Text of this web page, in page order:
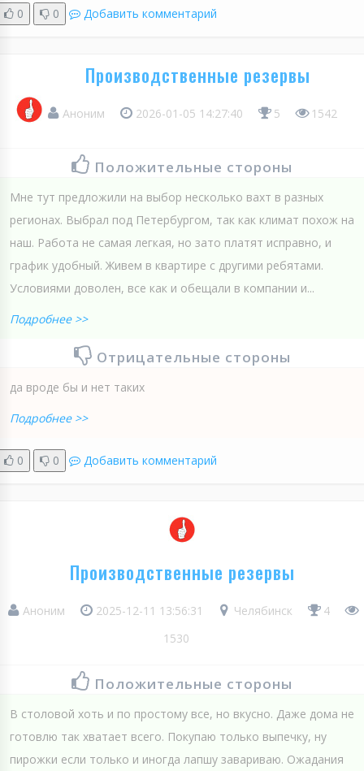
0 0 Добавить комментарий
Производственные резервы
Аноним 2026-01-05 14:27:40 5 1542
Положительные стороны
Мне тут предложили на выбор несколько вахт в разных
регионах. Выбрал под Петербургом, так как климат похож на
наш. Работа не самая легкая, но зато платят исправно, и
график удобный. Живем в квартире с другими ребятами.
Условиями доволен, все как и обещали в компании и...
Подробнее >>
Отрицательные стороны
да вроде бы и нет таких
Подробнее >>
0 0 Добавить комментарий
Производственные резервы
Аноним 2025-12-11 13:56:31 Челябинск
4
1530
Положительные стороны
В столовой хоть и по простому все, но вкусно. Даже дома не
готовлю так хватает всего. Покупаю только выпечку, ну
пирожки если только и иногда лапшу завариваю. Ожадания